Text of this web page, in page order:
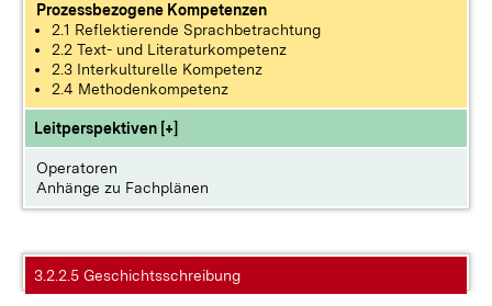
Prozessbezogene Kompetenzen
2.1 Reflektierende Sprachbetrachtung
2.2 Text- und Literaturkompetenz
2.3 Interkulturelle Kompetenz
2.4 Methodenkompetenz
Leitperspektiven [+]
Operatoren
Anhänge zu Fachplänen
3.2.2.5 Geschichtsschreibung